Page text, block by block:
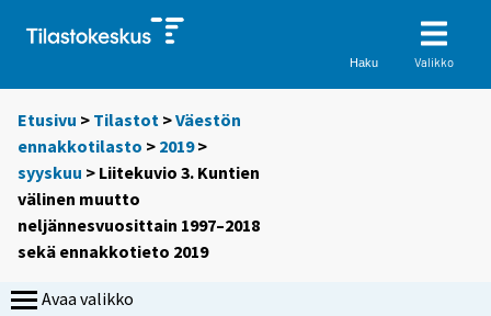
Haku Valikko
Etusivu > Tilastot >Väestön
ennakkotilasto > 2019>
syyskuu > Liitekuvio 3. Kuntien
välinen muutto
neljännesvuosittain 1997–2018
sekä ennakkotieto 2019
Avaa valikko